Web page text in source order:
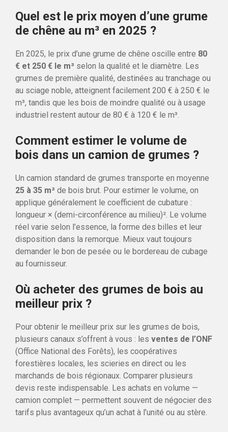
Quel est le prix moyen d’une grume
de chêne au m³ en 2025 ?
En 2025, le prix d’une grume de chêne oscille entre 80
€ et 250 € le m³ selon la qualité et le diamètre. Les
grumes de première qualité, destinées au tranchage ou
au sciage noble, atteignent facilement 200 € à 250 € le
m³, tandis que les bois de moindre qualité ou à usage
industriel restent autour de 80 € à 120 € le m³.
Comment estimer le volume de
bois dans un camion de grumes ?
Un camion standard de grumes transporte en moyenne
25 à 35 m³ de bois brut. Pour estimer le volume, on
applique généralement le coefficient de cubature :
longueur × (demi-circonférence au milieu)². Le volume
réel varie selon l’essence, la forme des billes et leur
disposition dans la remorque. Mieux vaut toujours
demander le bon de pesée ou le bordereau de cubage
au fournisseur.
Où acheter des grumes de bois au
meilleur prix ?
Pour obtenir le meilleur prix sur les grumes de bois,
plusieurs canaux s’offrent à vous : les ventes de l’ONF
(Office National des Forêts), les coopératives
forestières locales, les scieries en direct ou les
marchands de bois régionaux. Comparer plusieurs
devis reste indispensable. Les achats en volume —
camion complet — permettent souvent de négocier des
tarifs plus avantageux qu’un achat à l’unité ou au stère.